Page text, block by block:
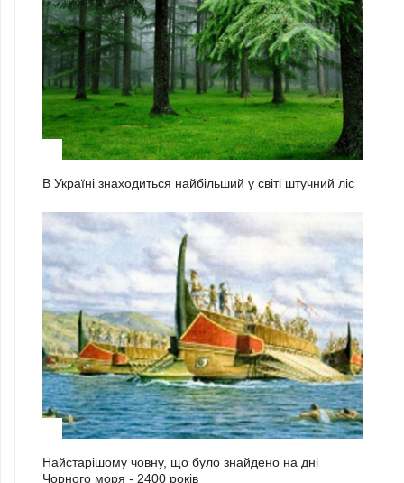
В Україні знаходиться найбільший у світі штучний ліс
Найстарішому човну, що було знайдено на дні
Чорного моря - 2400 років